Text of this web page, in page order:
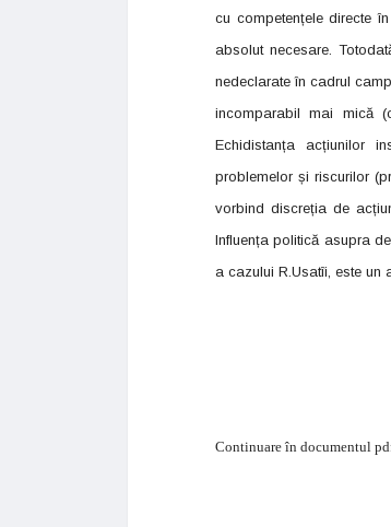
cu competențele directe
absolut necesare.
nedeclarate în cadrul
incomparabil mai mică
Echidistanța acțiunilor
problemelor și riscurilor
vorbind discreția de
Influența politică asupra
a cazului R.Usatîi, este un
Continuare în documentul